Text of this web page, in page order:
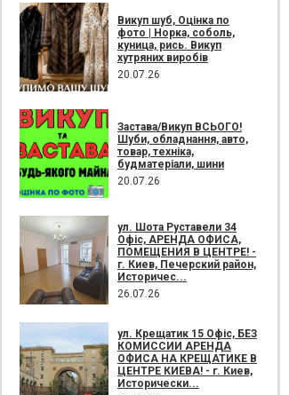
Викуп шуб, Оцінка по
фото | Норка, соболь,
куница, рись. Викуп
хутряних виробів
20.07.26
Застава/Викуп ВСЬОГО!
Шуби, обладнання, авто,
товар, техніка,
будматеріали, шини
20.07.26
ул. Шота Руставели 34
Офіс, АРЕНДА ОФИСА,
ПОМЕЩЕНИЯ В ЦЕНТРЕ! -
г. Киев, Печерский район,
Историчес...
26.07.26
ул. Крещатик 15 Офіс, БЕЗ
КОМИССИИ АРЕНДА
ОФИСА НА КРЕЩАТИКЕ В
ЦЕНТРЕ КИЕВА! - г. Киев,
Исторически...